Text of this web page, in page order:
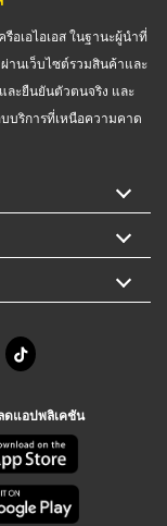
อเอไอเอส ในฐานะผู้นำที่
านเว็บไซต์รวมสินค้าและ
ละยืนยันตัวตนจริง และ
บริการที่เหนือความคาด
ดแอปพลิเคชัน